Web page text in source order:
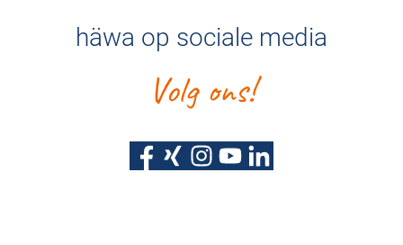
häwa op sociale media
Volg ons!